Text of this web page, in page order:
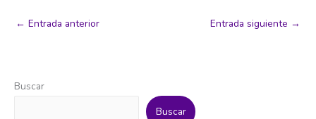
← Entrada anterior Entrada siguiente →
Buscar
Buscar